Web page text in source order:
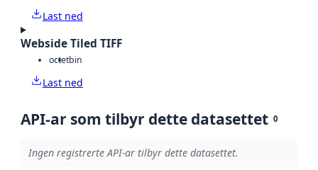
Last ned
Webside Tiled TIFF
octetbin
Last ned
API-ar som tilbyr dette datasettet 0
Ingen registrerte API-ar tilbyr dette datasettet.